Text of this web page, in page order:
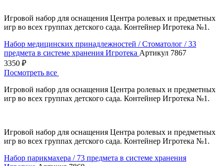
Игровой набор для оснащения Центра ролевых и предметных
игр во всех группах детского сада. Контейнер Игротека №1.
Набор медицинских принадлежностей / Стоматолог / 33
предмета в системе хранения Игротека Артикул 7867
3350 ₽
Посмотреть все
Игровой набор для оснащения Центра ролевых и предметных
игр во всех группах детского сада. Контейнер Игротека №1.
Игровой набор для оснащения Центра ролевых и предметных
игр во всех группах детского сада. Контейнер Игротека №1.
Набор парикмахера / 73 предмета в системе хранения